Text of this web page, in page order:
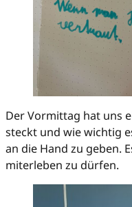
Der Vormittag hat uns
steckt und wie wichtig
an die Hand zu geben.
miterleben zu dürfen.